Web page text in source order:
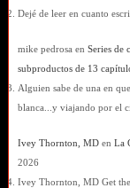
Dejé de leer en cuanto
mike pedrosa en Series de
subproductos de 13
Alguien sabe de una en
blanca...y viajando por el
Ivey Thornton, MDen La
2026
Ivey Thornton, MD Get